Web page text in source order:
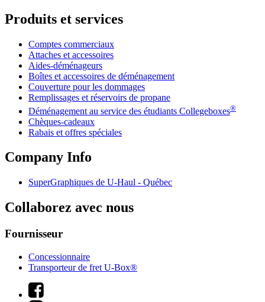
Produits et services
Comptes commerciaux
Attaches et accessoires
Aides-déménageurs
Boîtes et accessoires de déménagement
Couverture pour les dommages
Remplissages et réservoirs de propane
Déménagement au service des étudiants Collegeboxes®
Chèques-cadeaux
Rabais et offres spéciales
Company Info
SuperGraphiques de U-Haul - Québec
Collaborez avec nous
Fournisseur
Concessionnaire
Transporteur de fret U-Box®